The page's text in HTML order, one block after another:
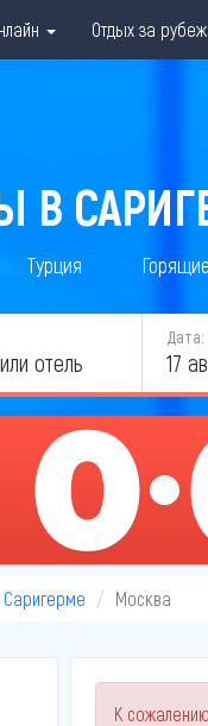
Отдых за
В
Турция
Дата:
17
Саригерме Москва
К